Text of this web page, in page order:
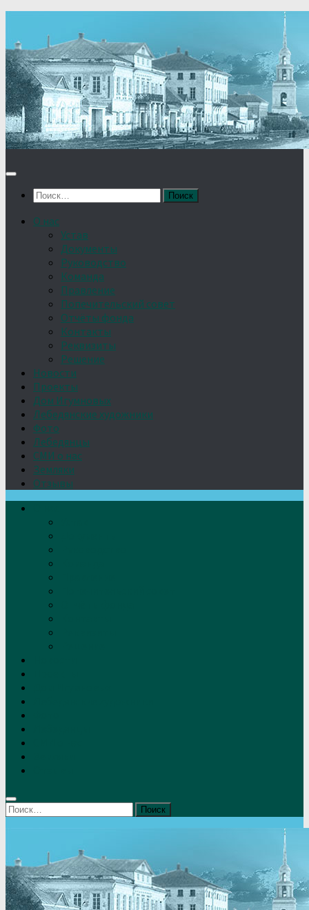
Найти:
О нас
Устав
Документы
Руководство
Команда
Правление
Попечительский совет
Отчёты фонда
Контакты
Реквизиты
Решение
Новости
Проекты
Дом Игумновых
Лебедянские художники
Фото
Лебедянцы
СМИ о нас
Земляки
Отзывы
Найти: